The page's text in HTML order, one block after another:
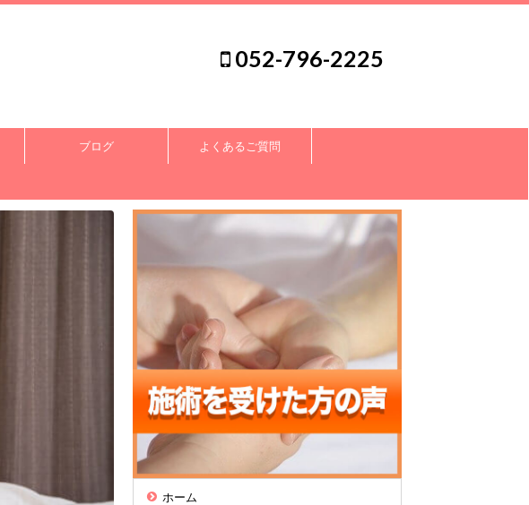
052-796-2225
ブログ よくあるご質問
ホーム